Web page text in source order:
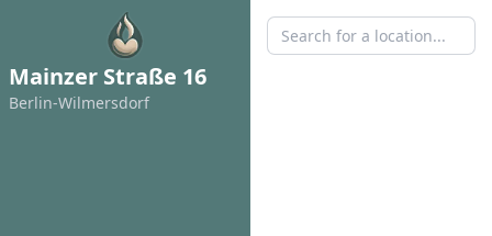
Mainzer Straße 16
Berlin-Wilmersdorf